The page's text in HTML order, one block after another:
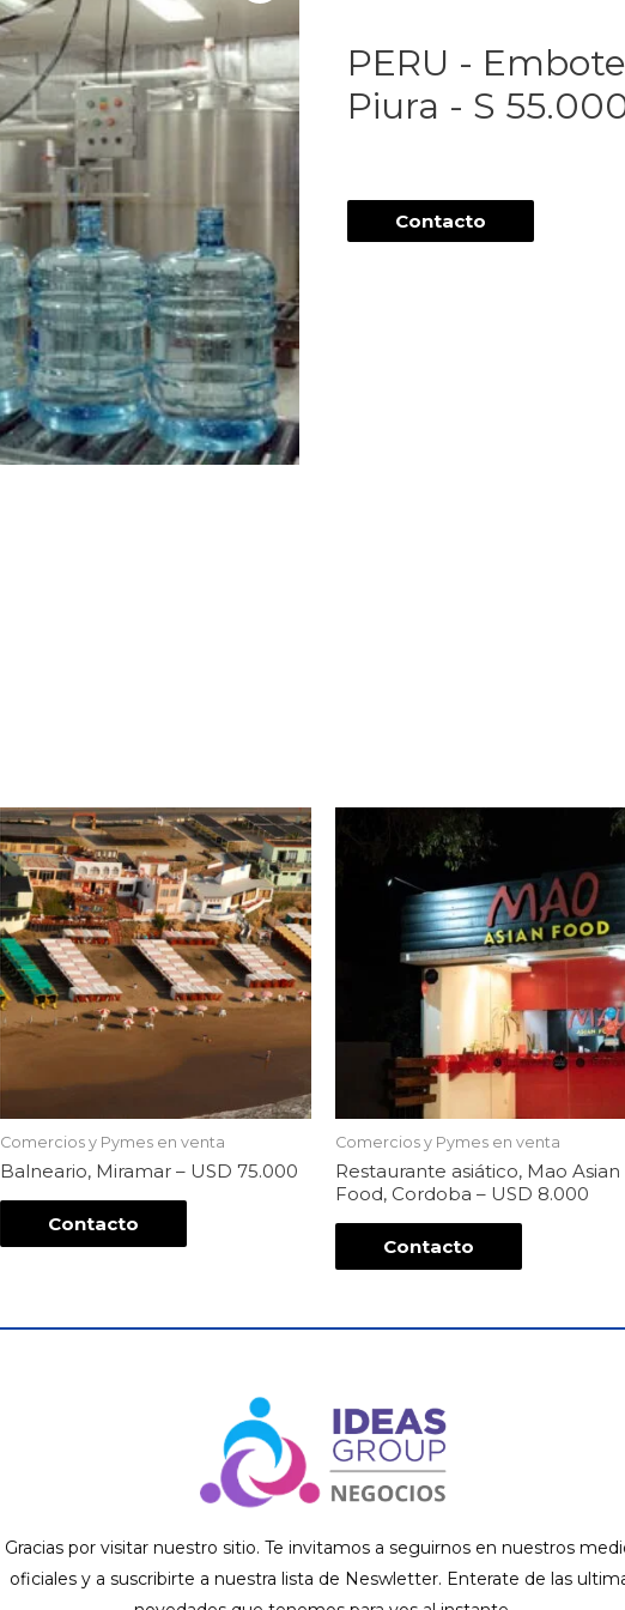
PERU -
Piura - S
Contacto
Comercios y Pymes en venta
Balneario, Miramar – USD 75.000
Contacto
Comercios y Pymes en venta
Restaurante asiático, Mao Asian
Food, Cordoba – USD 8.000
Contacto
Gracias por visitar nuestro sitio. Te invitamos a seguirnos en nuestros
oficiales y a suscribirte a nuestra lista de Neswletter. Enterate de las